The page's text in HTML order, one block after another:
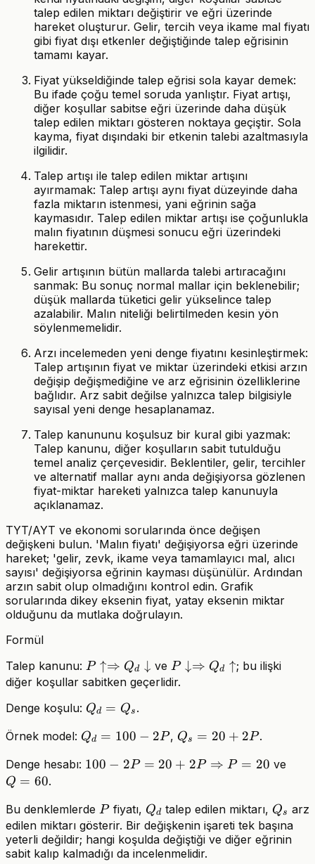
talep edilen miktarı değiştirir ve eğri üzerinde
hareket oluşturur. Gelir, tercih veya ikame mal fiyatı
gibi fiyat dışı etkenler değiştiğinde talep eğrisinin
tamamı kayar.
Fiyat yükseldiğinde talep eğrisi sola kayar demek:
Bu ifade çoğu temel soruda yanlıştır. Fiyat artışı,
diğer koşullar sabitse eğri üzerinde daha düşük
talep edilen miktarı gösteren noktaya geçiştir. Sola
kayma, fiyat dışındaki bir etkenin talebi azaltmasıyla
ilgilidir.
Talep artışı ile talep edilen miktar artışını
ayırmamak: Talep artışı aynı fiyat düzeyinde daha
fazla miktarın istenmesi, yani eğrinin sağa
kaymasıdır. Talep edilen miktar artışı ise çoğunlukla
malın fiyatının düşmesi sonucu eğri üzerindeki
harekettir.
Gelir artışının bütün mallarda talebi artıracağını
sanmak: Bu sonuç normal mallar için beklenebilir;
düşük mallarda tüketici gelir yükselince talep
azalabilir. Malın niteliği belirtilmeden kesin yön
söylenmemelidir.
Arzı incelemeden yeni denge fiyatını kesinleştirmek:
Talep artışının fiyat ve miktar üzerindeki etkisi arzın
değişip değişmediğine ve arz eğrisinin özelliklerine
bağlıdır. Arz sabit değilse yalnızca talep bilgisiyle
sayısal yeni denge hesaplanamaz.
Talep kanununu koşulsuz bir kural gibi yazmak:
Talep kanunu, diğer koşulların sabit tutulduğu
temel analiz çerçevesidir. Beklentiler, gelir, tercihler
ve alternatif mallar aynı anda değişiyorsa gözlenen
fiyat-miktar hareketi yalnızca talep kanunuyla
açıklanamaz.
TYT/AYT ve ekonomi sorularında önce değişen
değişkeni bulun. 'Malın fiyatı' değişiyorsa eğri üzerinde
hareket; 'gelir, zevk, ikame veya tamamlayıcı mal, alıcı
sayısı' değişiyorsa eğrinin kayması düşünülür. Ardından
arzın sabit olup olmadığını kontrol edin. Grafik
sorularında dikey eksenin fiyat, yatay eksenin miktar
olduğunu da mutlaka doğrulayın.
Formül
Talep kanunu: P \uparrow
\Rightarrow
\downarrow
P ↑⇒ Qd ↓ ve P
\downarrow
\uparrow
P ↓⇒ Qd ↑; bu ilişki
diğer koşullar sabitken geçerlidir.
Denge koşulu: Q_d
Q_s
Qd = Qs .
Örnek model: Q_d
100
Qd = 100 − 2P , Q_s
20
Qs = 20 + 2P .
Denge hesabı: 100 - 2P =
P = 20
100 − 2P = 20 + 2P ⇒ P = 20 ve
Q = 60.
Bu denklemlerde P
Pfiyatı, Q_d
Qdtalep edilen miktarı, Q_s
Qs arz
edilen miktarı gösterir. Bir değişkenin işareti tek başına
yeterli değildir; hangi koşulda değiştiği ve diğer eğrinin
sabit kalıp kalmadığı da incelenmelidir.